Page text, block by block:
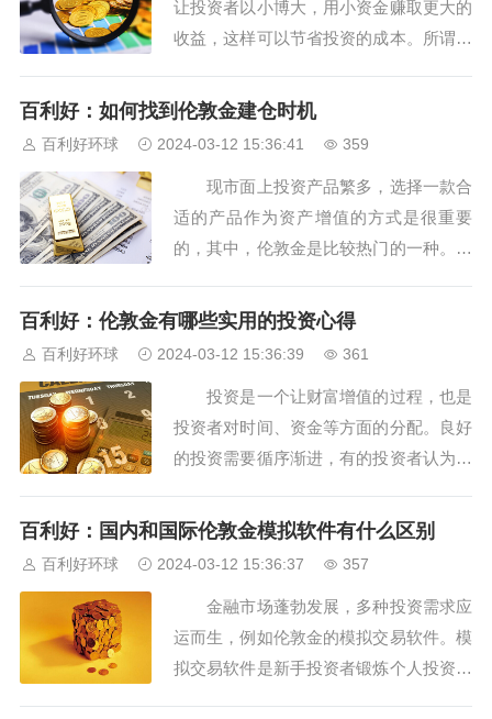
金人来说是必...
让投资者以小博大，用小资金赚取更大的
收益，这样可以节省投资的成本。所谓伦
中，合约实际价值和持有金额的比例。对
要掌握正确的方法，因为通过杠杆可以放
大投资者的盈...
百利好：如何找到伦敦金建仓时机
百利好环球 2024-03-12 15:36:41 359
现市面上投资产品繁多，选择一款合
适的产品作为资产增值的方式是很重要
的，其中，伦敦金是比较热门的一种。它
特点受到很多投资者的青睐。但是这种优
择好建仓的时机就是盈利的重要因素之
一。那么投资者应...
百利好：伦敦金有哪些实用的投资心得
百利好环球 2024-03-12 15:36:39 361
投资是一个让财富增值的过程，也是
投资者对时间、资金等方面的分配。良好
的投资需要循序渐进，有的投资者认为，
易就能快速获得理想的盈利，但这并不是
的准备，例如了解交易产品规则、充分利
用模拟交易软...
百利好：国内和国际伦敦金模拟软件有什么区别
百利好环球 2024-03-12 15:36:37 357
金融市场蓬勃发展，多种投资需求应
运而生，例如伦敦金的模拟交易软件。模
拟交易软件是新手投资者锻炼个人投资能